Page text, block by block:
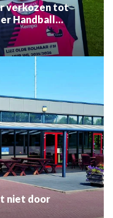
verkozen tot
Handball
niet door